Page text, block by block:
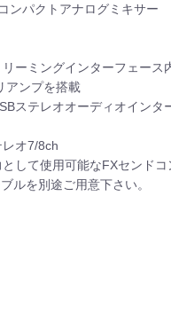
ンパクトアナログミキサー
ーミングインターフェー
アンプを搭載
ステレオオーディオインタ
レオ7/8ch
して使用可能なFXセンド
ルを別途ご用意下さい。